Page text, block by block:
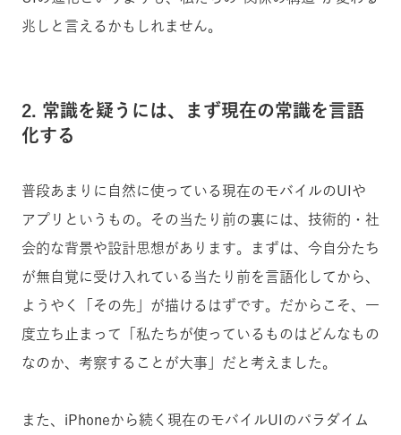
兆しと言えるかもしれません。
2. 常識を疑うには、まず現在の常識を言語
化する
普段あまりに自然に使っている現在のモバイルのUIや
アプリというもの。その当たり前の裏には、技術的・社
会的な背景や設計思想があります。まずは、今自分たち
が無自覚に受け入れている当たり前を言語化してから、
ようやく「その先」が描けるはずです。だからこそ、一
度立ち止まって「私たちが使っているものはどんなもの
なのか、考察することが大事」だと考えました。
また、iPhoneから続く現在のモバイルUIのパラダイム